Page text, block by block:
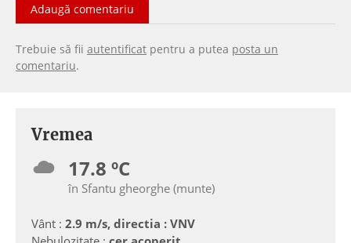
Adaugă comentariu
Trebuie să fii autentificat pentru a putea posta un
comentariu.
Vremea
17.8 ºC
în Sfantu gheorghe (munte)
Vânt : 2.9 m/s, directia : VNV